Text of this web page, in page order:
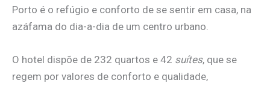
Porto é o refúgio e conforto de se sentir em casa, na
azáfama do dia-a-dia de um centro urbano.
O hotel dispõe de 232 quartos e 42 suítes, que se
regem por valores de conforto e qualidade,